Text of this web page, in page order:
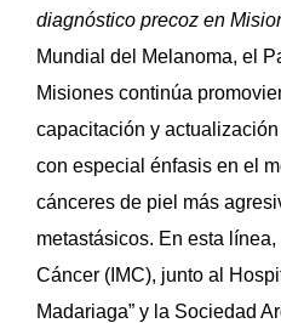
diagnóstico precoz en
Mundial del Melanoma, el
Misiones continúa
capacitación y
con especial énfasis en el
cánceres de piel más
metastásicos. En esta
Cáncer (IMC), junto al
Madariaga” y la Sociedad